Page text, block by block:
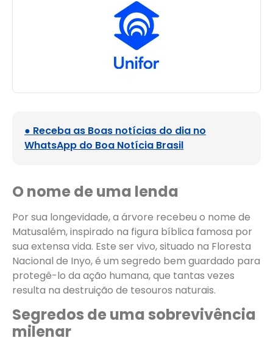
● Receba as Boas notícias do dia no
WhatsApp do Boa Notícia Brasil
O nome de uma lenda
Por sua longevidade, a árvore recebeu o nome de
Matusalém, inspirado na figura bíblica famosa por
sua extensa vida. Este ser vivo, situado na Floresta
Nacional de Inyo, é um segredo bem guardado para
protegê-lo da ação humana, que tantas vezes
resulta na destruição de tesouros naturais.
Segredos de uma sobrevivência
milenar